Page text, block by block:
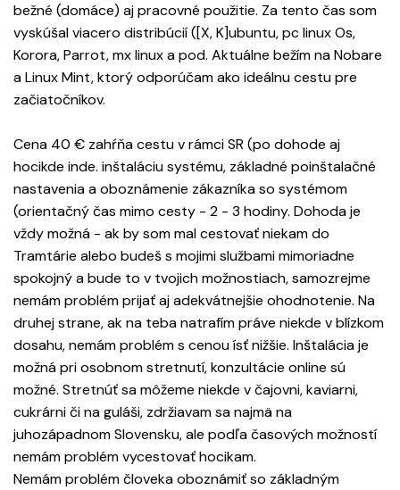
bežné (domáce) aj pracovné použitie. Za tento čas som
vyskúšal viacero distribúcií ([X, K]ubuntu, pc linux Os,
Korora, Parrot, mx linux a pod. Aktuálne bežím na Nobare
a Linux Mint, ktorý odporúčam ako ideálnu cestu pre
začiatočníkov.
Cena 40 € zahŕňa cestu v rámci SR (po dohode aj
hocikde inde. inštaláciu systému, základné poinštalačné
nastavenia a oboznámenie zákazníka so systémom
(orientačný čas mimo cesty - 2 - 3 hodiny. Dohoda je
vždy možná - ak by som mal cestovať niekam do
Tramtárie alebo budeš s mojimi službami mimoriadne
spokojný a bude to v tvojich možnostiach, samozrejme
nemám problém prijať aj adekvátnejšie ohodnotenie. Na
druhej strane, ak na teba natrafím práve niekde v blízkom
dosahu, nemám problém s cenou ísť nižšie. Inštalácia je
možná pri osobnom stretnutí, konzultácie online sú
možné. Stretnúť sa môžeme niekde v čajovni, kaviarni,
cukrárni či na guláši, zdržiavam sa najmä na
juhozápadnom Slovensku, ale podľa časových možností
nemám problém vycestovať hocikam.
Nemám problém človeka oboznámiť so základným